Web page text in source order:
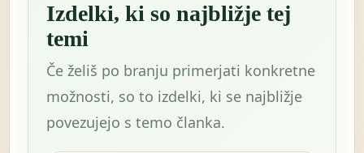
Izdelki, ki so najbližje tej
temi
Če želiš po branju primerjati konkretne
možnosti, so to izdelki, ki se najbližje
povezujejo s temo članka.